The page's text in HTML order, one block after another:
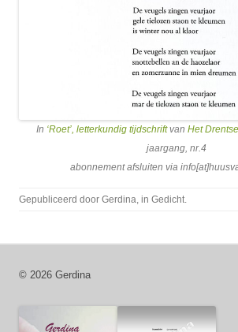
In ‘Roet’, letterkundig tijdschriftvan Het
jaargang, nr.4
abonnement afsluiten via
Gepubliceerd door Gerdina, in Gedicht.
© 2026 Gerdina